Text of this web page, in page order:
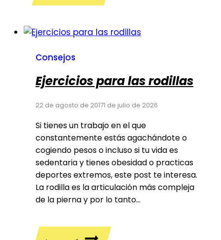
pies
el
Consejos
Ejercicios para las rodillas
22 de agosto de 20171 de julio de 2026
Si tienes un trabajo en el que
constantemente estás agachándote o
cogiendo pesos o incluso si tu vida es
sedentaria y tienes obesidad o practicas
deportes extremos, este post te interesa.
La rodilla es la articulación más compleja
de la pierna y por lo tanto…
Ejercicios